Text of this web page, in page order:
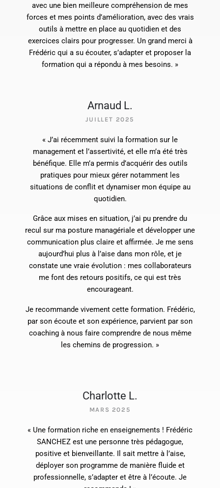
avec une bien meilleure compréhension de mes
forces et mes points d’amélioration, avec des vrais
outils à mettre en place au quotidien et des
exercices clairs pour progresser. Un grand merci à
Frédéric qui a su écouter, s’adapter et proposer la
formation qui a répondu à mes besoins. »
Arnaud L.
JUILLET 2025
« J’ai récemment suivi la formation sur le
management et l’assertivité, et elle m’a été très
bénéfique. Elle m’a permis d’acquérir des outils
pratiques pour mieux gérer notamment les
situations de conflit et dynamiser mon équipe au
quotidien.
Grâce aux mises en situation, j’ai pu prendre du
recul sur ma posture managériale et développer une
communication plus claire et affirmée. Je me sens
aujourd’hui plus à l’aise dans mon rôle, et je
constate une vraie évolution : mes collaborateurs
me font des retours positifs, ce qui est très
encourageant.
Je recommande vivement cette formation. Frédéric,
par son écoute et son expérience, parvient par son
coaching à nous faire comprendre de nous même
les chemins de progression. »
Charlotte L.
MARS 2025
« Une formation riche en enseignements ! Frédéric
SANCHEZ est une personne très pédagogue,
positive et bienveillante. Il sait mettre à l’aise,
déployer son programme de manière fluide et
professionnelle, s’adapter et être à l’écoute. Je